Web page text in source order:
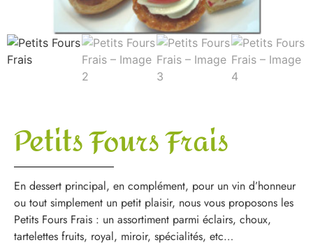
Petits Fours Frais
En dessert principal, en complément, pour un vin d’honneur
ou tout simplement un petit plaisir, nous vous proposons les
Petits Fours Frais : un assortiment parmi éclairs, choux,
tartelettes fruits, royal, miroir, spécialités, etc…